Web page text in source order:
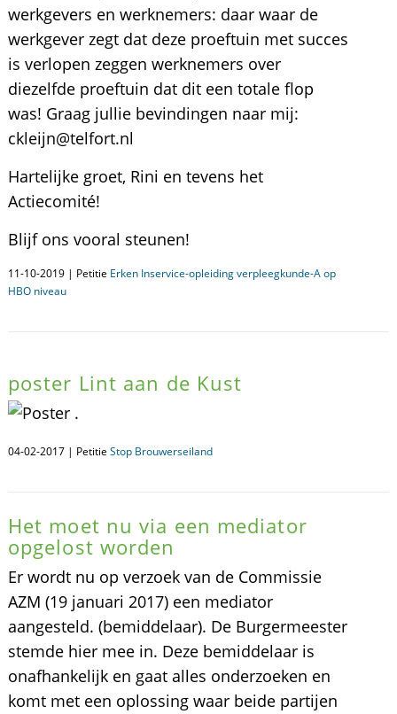
werkgevers en werknemers: daar waar de
werkgever zegt dat deze proeftuin met succes
is verlopen zeggen werknemers over
diezelfde proeftuin dat dit een totale flop
was! Graag jullie bevindingen naar mij:
ckleijn@telfort.nl
Hartelijke groet, Rini en tevens het
Actiecomité!
Blijf ons vooral steunen!
11-10-2019 | Petitie Erken Inservice-opleiding verpleegkunde-A op
HBO niveau
poster Lint aan de Kust
.
04-02-2017 | Petitie Stop Brouwerseiland
Het moet nu via een mediator
opgelost worden
Er wordt nu op verzoek van de Commissie
AZM (19 januari 2017) een mediator
aangesteld. (bemiddelaar). De Burgermeester
stemde hier mee in. Deze bemiddelaar is
onafhankelijk en gaat alles onderzoeken en
komt met een oplossing waar beide partijen